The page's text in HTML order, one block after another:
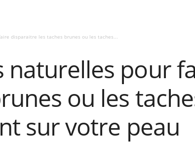
disparaitre les taches brunes ou les taches...
naturelles pour
ou les
sur votre peau